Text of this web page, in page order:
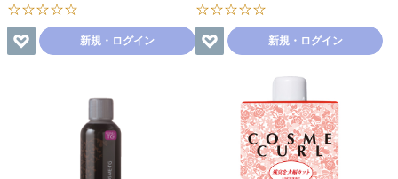
☆☆☆☆☆
新規・ログイン
☆☆☆☆☆
新規・ログイン